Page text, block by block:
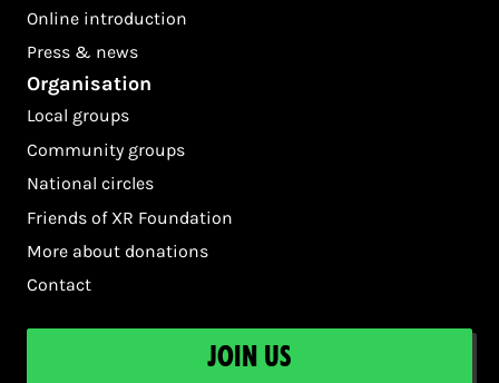
Online introduction
Press & news
Organisation
Local groups
Community groups
National circles
Friends of XR Foundation
More about donations
Contact
Join us